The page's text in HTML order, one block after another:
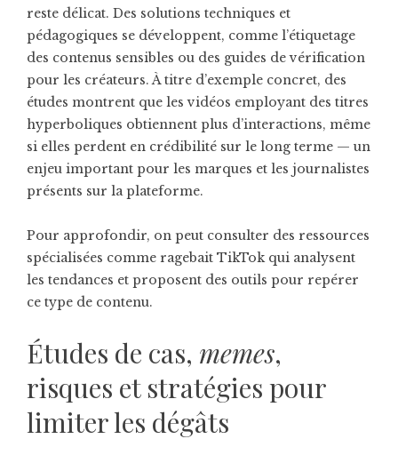
reste délicat. Des solutions techniques et
pédagogiques se développent, comme l’étiquetage
des contenus sensibles ou des guides de vérification
pour les créateurs. À titre d’exemple concret, des
études montrent que les vidéos employant des titres
hyperboliques obtiennent plus d’interactions, même
si elles perdent en crédibilité sur le long terme — un
enjeu important pour les marques et les journalistes
présents sur la plateforme.
Pour approfondir, on peut consulter des ressources
spécialisées comme ragebait TikTokqui analysent
les tendances et proposent des outils pour repérer
ce type de contenu.
Études de cas, memes,
risques et stratégies pour
limiter les dégâts